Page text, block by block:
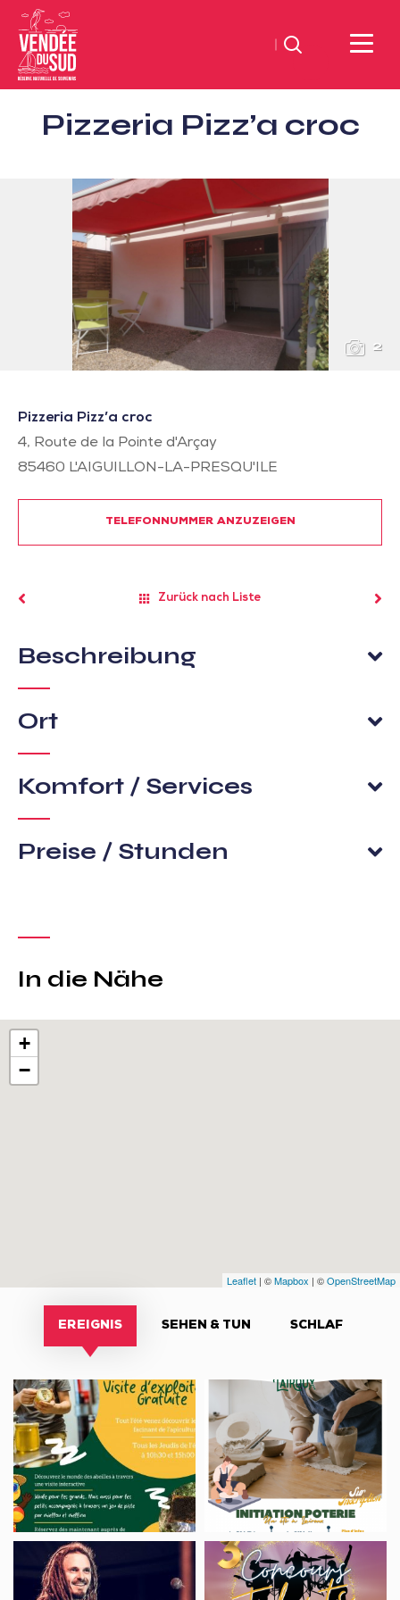
Sud
Vendée
Suchen
Pizzeria Pizz’a croc
2
Pizzeria Pizz’a croc
4, Route de la Pointe d'Arçay
85460 L'AIGUILLON-LA-PRESQU'ILE
TELEFONNUMMER ANZUZEIGEN
Zurück nach Liste
Beschreibung
Ort
Komfort / Services
Preise / Stunden
In die Nähe
+
−
Leaflet | ©Mapbox | ©OpenStreetMap
EREIGNIS SEHEN & TUN SCHLAF
Visite
d’exploitation
apicole
été
à
Lairoux
–
Initiation
Poterie
Concert,
FAB
CONCOURS